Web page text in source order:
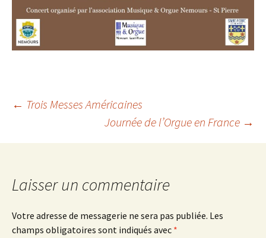
Navigation
des
articles
← Trois Messes Américaines
Journée de l’Orgue en France →
Laisser un commentaire
Votre adresse de messagerie ne sera pas publiée. Les
champs obligatoires sont indiqués avec *